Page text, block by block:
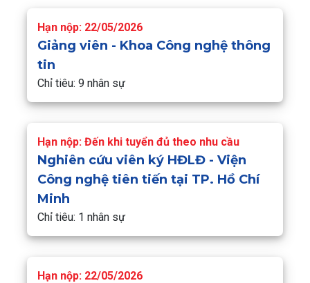
Hạn nộp: 22/05/2026
Giảng viên - Khoa Công nghệ thông
tin
Chỉ tiêu: 9 nhân sự
Hạn nộp: Đến khi tuyển đủ theo nhu cầu
Nghiên cứu viên ký HĐLĐ - Viện
Công nghệ tiên tiến tại TP. Hồ Chí
Minh
Chỉ tiêu: 1 nhân sự
Hạn nộp: 22/05/2026